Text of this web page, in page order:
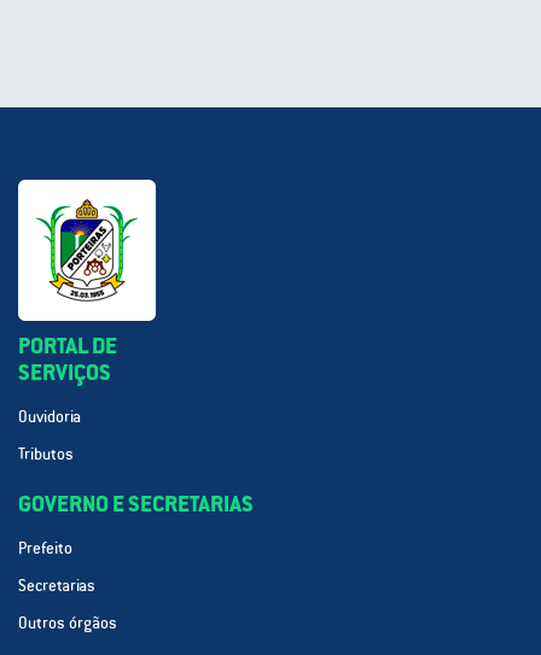
PORTAL DE
SERVIÇOS
Ouvidoria
Tributos
GOVERNO E SECRETARIAS
Prefeito
Secretarias
Outros órgãos